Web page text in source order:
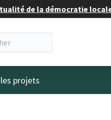
de la démocratie
projets